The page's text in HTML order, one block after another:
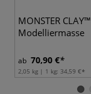
MONSTER CLAY™
Modelliermasse
ab 70,90 €
2,05 kg | 1 kg: 34,59 €